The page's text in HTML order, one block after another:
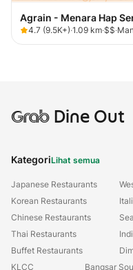
Agrain - Menara Hap
4.7 (9.5K+)·1.09 km·$$·
GrabDine Out
KategoriLihat semua
Japanese Restaurants
Korean Restaurants
Chinese Restaurants
Thai Restaurants
Buffet Restaurants
KLCC
Bangsar